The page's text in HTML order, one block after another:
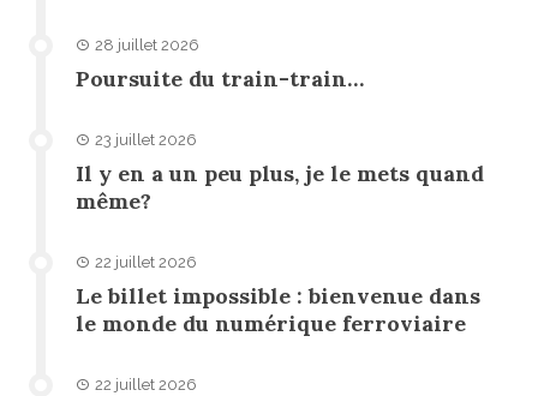
28 juillet 2026
Poursuite du train-train…
23 juillet 2026
Il y en a un peu plus, je le mets quand
même?
22 juillet 2026
Le billet impossible : bienvenue dans
le monde du numérique ferroviaire
22 juillet 2026